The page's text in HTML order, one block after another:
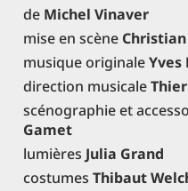
de Michel Vinaver
mise en scène
musique originaleYves
direction musicale
scénographie et
Gamet
lumières Julia Grand
costumes Thibaut